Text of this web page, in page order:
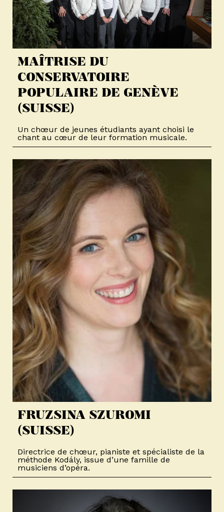
MAÎTRISE DU
CONSERVATOIRE
POPULAIRE DE GENÈVE
(SUISSE)
Un chœur de jeunes étudiants ayant choisi le
chant au cœur de leur formation musicale.
FRUZSINA SZUROMI
(SUISSE)
Directrice de chœur, pianiste et spécialiste de la
méthode Kodály, issue d’une famille de
musiciens d’opéra.